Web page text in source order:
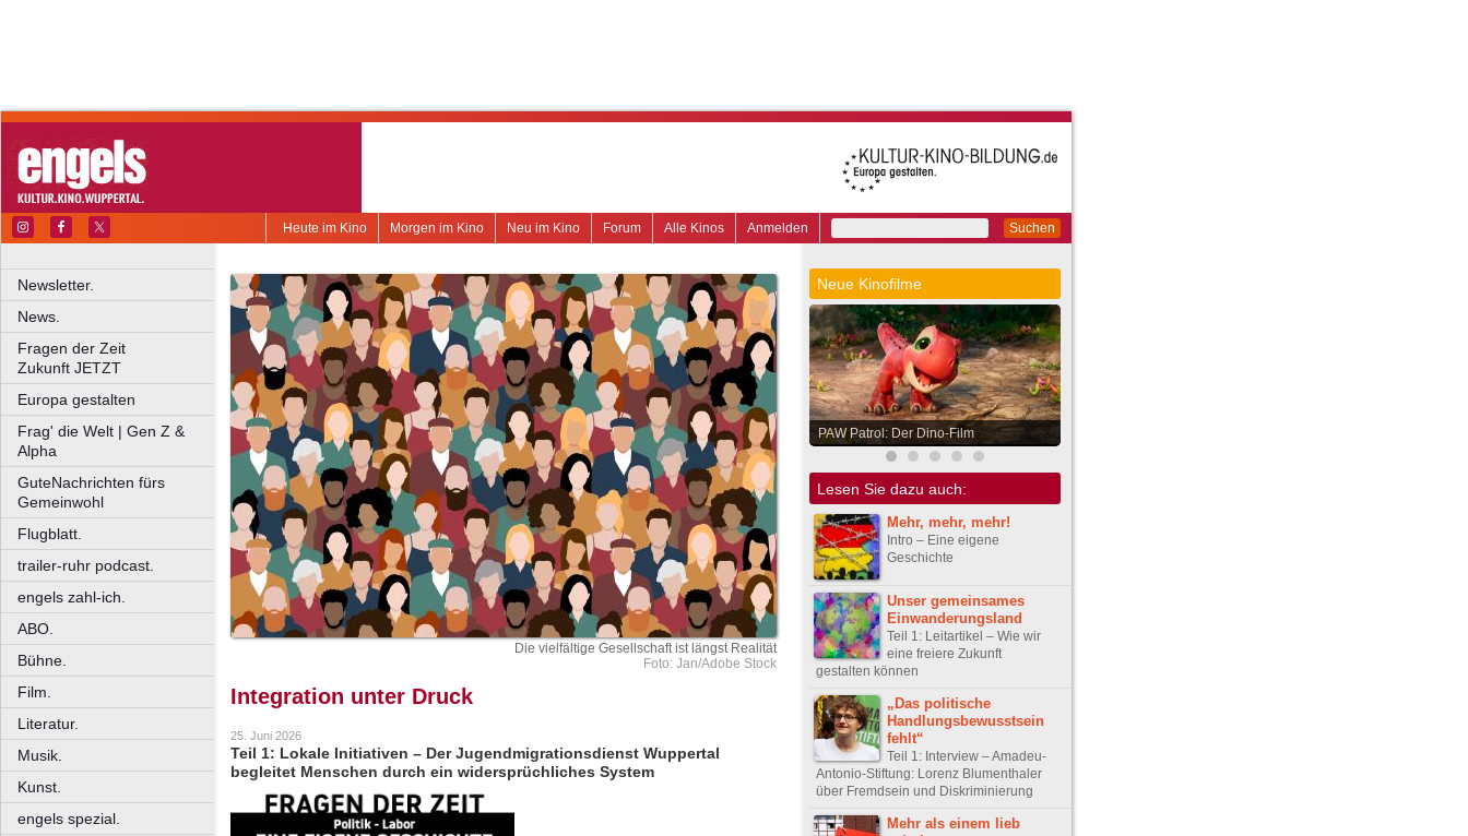
Suchen
Anmelden
Alle Kinos
Forum
Neu im Kino
Morgen im Kino
Heute im Kino
Newsletter.
News.
Fragen der Zeit
Zukunft JETZT
Europa gestalten
Frag' die Welt | Gen Z &
Alpha
GuteNachrichten fürs
Gemeinwohl
Flugblatt.
trailer-ruhr podcast.
engels zahl-ich.
ABO.
Bühne.
Film.
Literatur.
Musik.
Kunst.
engels spezial.
Die vielfältige Gesellschaft ist längst Realität
Foto: Jan/Adobe Stock
Integration unter Druck
25. Juni 2026
Teil 1: Lokale Initiativen – Der Jugendmigrationsdienst Wuppertal
begleitet Menschen durch ein widersprüchliches System
Neue Kinofilme
PAW Patrol: Der Dino-Film
Lesen Sie dazu auch:
Mehr, mehr, mehr!
Intro – Eine eigene
Geschichte
Unser gemeinsames
Einwanderungsland
Teil 1: Leitartikel – Wie wir
eine freiere Zukunft
gestalten können
„Das politische
Handlungsbewusstsein
fehlt“
Teil 1: Interview – Amadeu-
Antonio-Stiftung: Lorenz Blumenthaler
über Fremdsein und Diskriminierung
Mehr als einem lieb